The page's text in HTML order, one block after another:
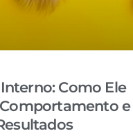
Como Ele
e